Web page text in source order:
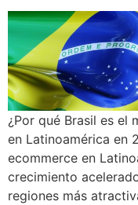
¿Por qué Brasil es el
en Latinoamérica en
ecommerce en
crecimiento
regiones más